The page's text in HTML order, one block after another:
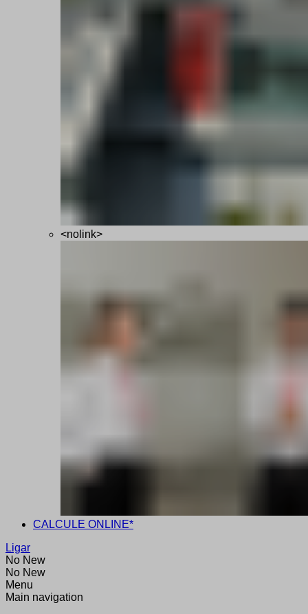
<nolink>
CALCULE ONLINE*
Ligar
No New
No New
Menu
Main navigation